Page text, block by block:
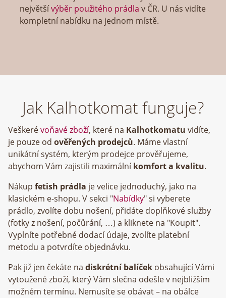
největšívýběr použitého prádla v ČR. U nás vidíte
kompletní nabídku na jednom místě.
Jak Kalhotkomat funguje?
Veškerévoňavé zboží, které na Kalhotkomatu vidíte,
je pouze od ověřených prodejců. Máme vlastní
unikátní systém, kterým prodejce prověřujeme,
abychom Vám zajistili maximálníkomfort a kvalitu.
Nákup fetish prádla je velice jednoduchý, jako na
klasickém e-shopu. V sekci "Nabídky" si vyberete
prádlo, zvolíte dobu nošení, přidáte doplňkové služby
(fotky z nošení, počůrání, …) a kliknete na "Koupit".
Vyplníte potřebné dodací údaje, zvolíte platební
metodu a potvrdíte objednávku.
Pak již jen čekáte na diskrétní balíček obsahující Vámi
vytoužené zboží, který Vám slečna odešle v nejbližším
možném termínu. Nemusíte se obávat – na obálce